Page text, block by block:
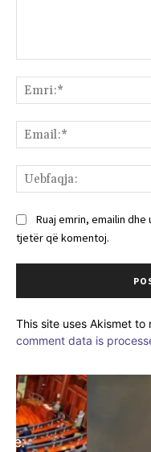
Ruaj emrin, emailin
tjetër që komentoj.
This site uses Akismet to
comment data is